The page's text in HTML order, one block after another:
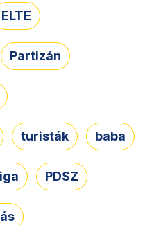
ELTE
Partizán
turisták baba
PDSZ